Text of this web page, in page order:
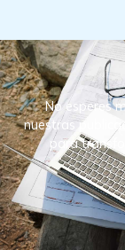
No esperes
nuestras
para